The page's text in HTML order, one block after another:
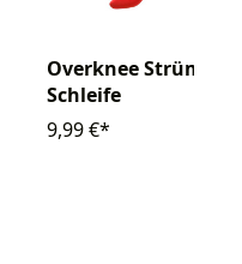
Overknee Strümpfe
Schleife
9,99 €*